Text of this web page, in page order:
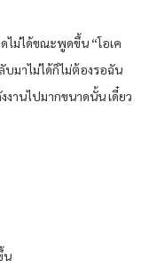
ไม่ได้ขณะพูดขึ้น “โอเค
มาไม่ได้ก็ไม่ต้องรอฉัน
านไปมากขนาดนั้น เดี๋ยว
น